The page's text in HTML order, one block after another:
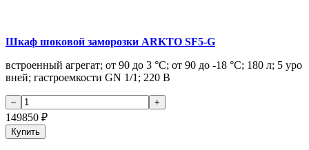
Шкаф шоковой заморозки ARKTO SF5-G
встроенный агрегат; от 90 до 3 °С; от 90 до -18 °С; 180 л; 5 уро
вней; гастроемкости GN 1/1; 220 В
149850 ₽
Купить